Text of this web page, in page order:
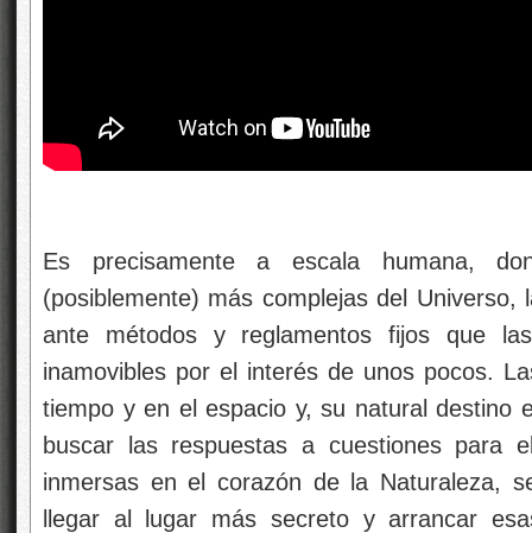
Es precisamente a escala humana,
(posiblemente) más complejas del
ante métodos y reglamentos fijos que
inamovibles por el interés de unos pocos.
tiempo y en el espacio y, su natural destino
buscar las respuestas a cuestiones para
inmersas en el corazón de la Naturaleza,
llegar al lugar más secreto y arrancar